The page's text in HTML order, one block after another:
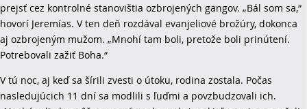
prejsť cez kontrolné stanovištia ozbrojených gangov. „Bál som sa,“
hovorí Jeremías. V ten deň rozdával evanjeliové brožúry, dokonca
aj ozbrojeným mužom. „Mnohí tam boli, pretože boli prinútení.
Potrebovali zažiť Boha.“
V tú noc, aj keď sa šírili zvesti o útoku, rodina zostala. Počas
nasledujúcich 11 dní sa modlili s ľuďmi a povzbudzovali ich.